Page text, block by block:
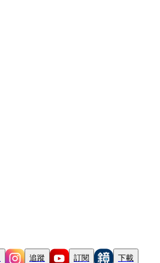
追蹤 訂閱 下載